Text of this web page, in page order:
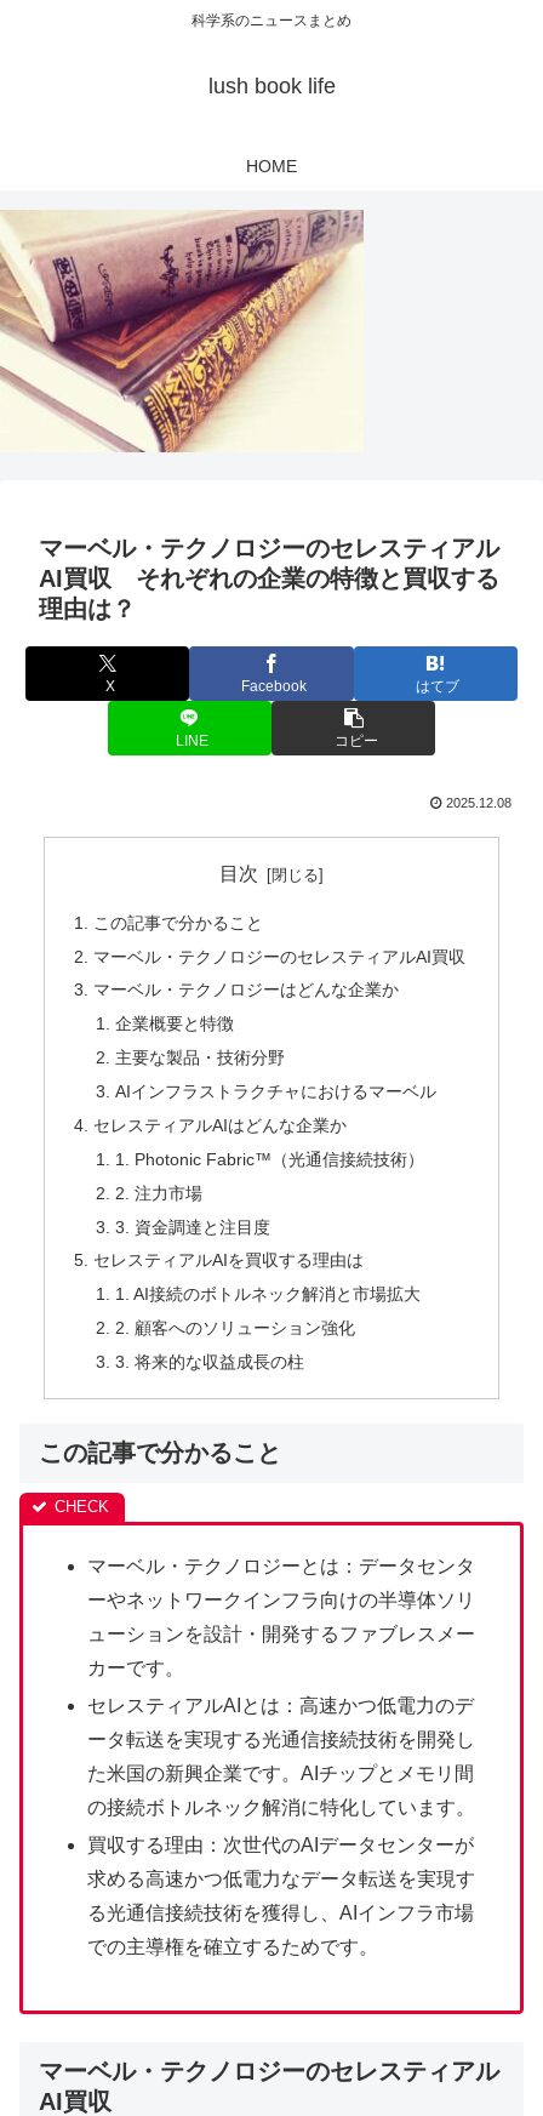
科学系のニュースまとめ
lush book life
HOME
マーベル・テクノロジーのセレスティアル
AI買収 それぞれの企業の特徴と買収する
理由は？
X Facebook はてブ
LINE コピー
2025.12.08
目次
この記事で分かること
マーベル・テクノロジーのセレスティアルAI買収
マーベル・テクノロジーはどんな企業か
企業概要と特徴
主要な製品・技術分野
AIインフラストラクチャにおけるマーベル
セレスティアルAIはどんな企業か
1. Photonic Fabric™（光通信接続技術）
2. 注力市場
3. 資金調達と注目度
セレスティアルAIを買収する理由は
1. AI接続のボトルネック解消と市場拡大
2. 顧客へのソリューション強化
3. 将来的な収益成長の柱
この記事で分かること
マーベル・テクノロジーとは：データセンタ
ーやネットワークインフラ向けの半導体ソリ
ューションを設計・開発するファブレスメー
カーです。
セレスティアルAIとは：高速かつ低電力のデ
ータ転送を実現する光通信接続技術を開発し
た米国の新興企業です。AIチップとメモリ間
の接続ボトルネック解消に特化しています。
買収する理由：次世代のAIデータセンターが
求める高速かつ低電力なデータ転送を実現す
る光通信接続技術を獲得し、AIインフラ市場
での主導権を確立するためです。
マーベル・テクノロジーのセレスティアル
AI買収